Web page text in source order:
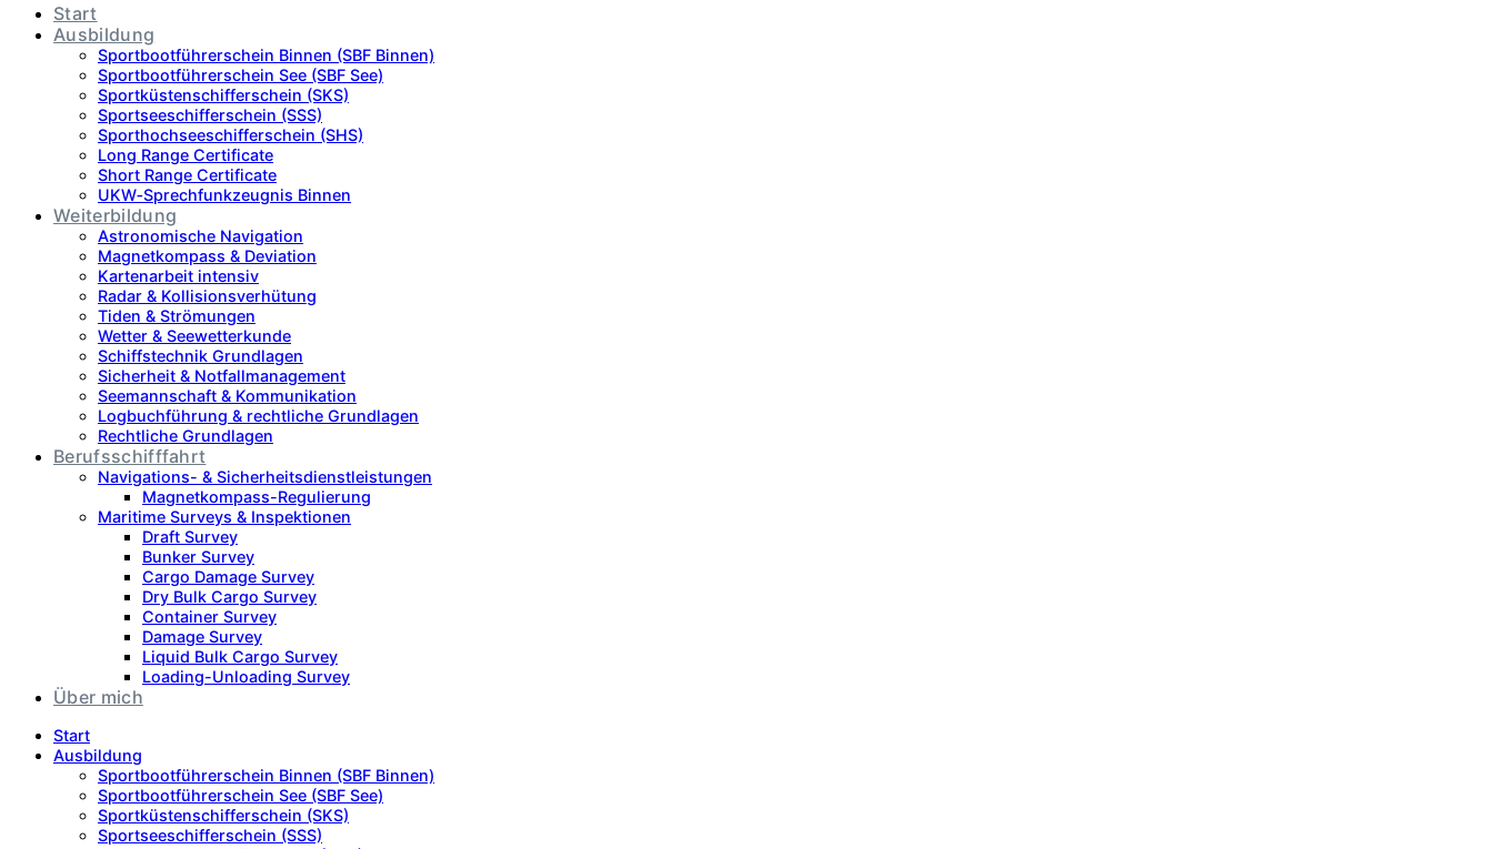
Start
Ausbildung
Sportbootführerschein Binnen (SBF Binnen)
Sportbootführerschein See (SBF See)
Sportküstenschifferschein (SKS)
Sportseeschifferschein (SSS)
Sporthochseeschifferschein (SHS)
Long Range Certificate
Short Range Certificate
UKW‑Sprechfunkzeugnis Binnen
Weiterbildung
Astronomische Navigation
Magnetkompass & Deviation
Kartenarbeit intensiv
Radar & Kollisionsverhütung
Tiden & Strömungen
Wetter & Seewetterkunde
Schiffstechnik Grundlagen
Sicherheit & Notfallmanagement
Seemannschaft & Kommunikation
Logbuchführung & rechtliche Grundlagen
Rechtliche Grundlagen
Berufsschifffahrt
Navigations- & Sicherheitsdienstleistungen
Magnetkompass-Regulierung
Maritime Surveys & Inspektionen
Draft Survey
Bunker Survey
Cargo Damage Survey
Dry Bulk Cargo Survey
Container Survey
Damage Survey
Liquid Bulk Cargo Survey
Loading-Unloading Survey
Über mich
Start
Ausbildung
Sportbootführerschein Binnen (SBF Binnen)
Sportbootführerschein See (SBF See)
Sportküstenschifferschein (SKS)
Sportseeschifferschein (SSS)